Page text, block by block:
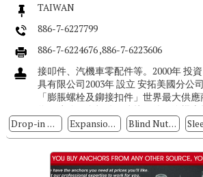
TAIWAN
886-7-6227799
886-7-6224676 ,886-7-6223606
接叩件、汽機車零配件等。2000年 投
具有限公司2003年 設立 安拓美國分公
「膨脹螺栓及鉚接扣件」世界最大供
為：建築五金扣件、鉚接叩件、汽機車
資 ...
Drop-in Anchors Expansion Anchors Blind Nuts / Rivet Nuts